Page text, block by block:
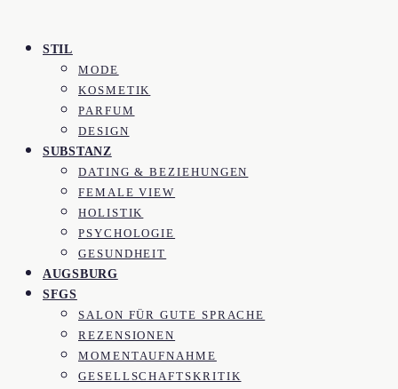
STIL
MODE
KOSMETIK
PARFUM
DESIGN
SUBSTANZ
DATING & BEZIEHUNGEN
FEMALE VIEW
HOLISTIK
PSYCHOLOGIE
GESUNDHEIT
AUGSBURG
SFGS
SALON FÜR GUTE SPRACHE
REZENSIONEN
MOMENTAUFNAHME
GESELLSCHAFTSKRITIK